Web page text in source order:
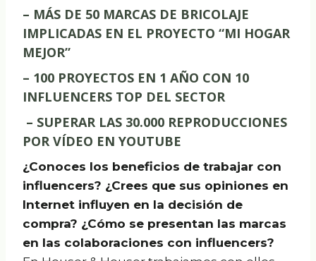
– MÁS DE 50 MARCAS DE BRICOLAJE
IMPLICADAS EN EL PROYECTO “MI HOGAR
MEJOR”
– 100 PROYECTOS EN 1 AÑO CON 10
INFLUENCERS TOP DEL SECTOR
– SUPERAR LAS 30.000 REPRODUCCIONES
POR VÍDEO EN YOUTUBE
¿Conoces los beneficios de trabajar con
influencers? ¿Crees que sus opiniones en
Internet influyen en la decisión de
compra? ¿Cómo se presentan las marcas
en las colaboraciones con influencers?